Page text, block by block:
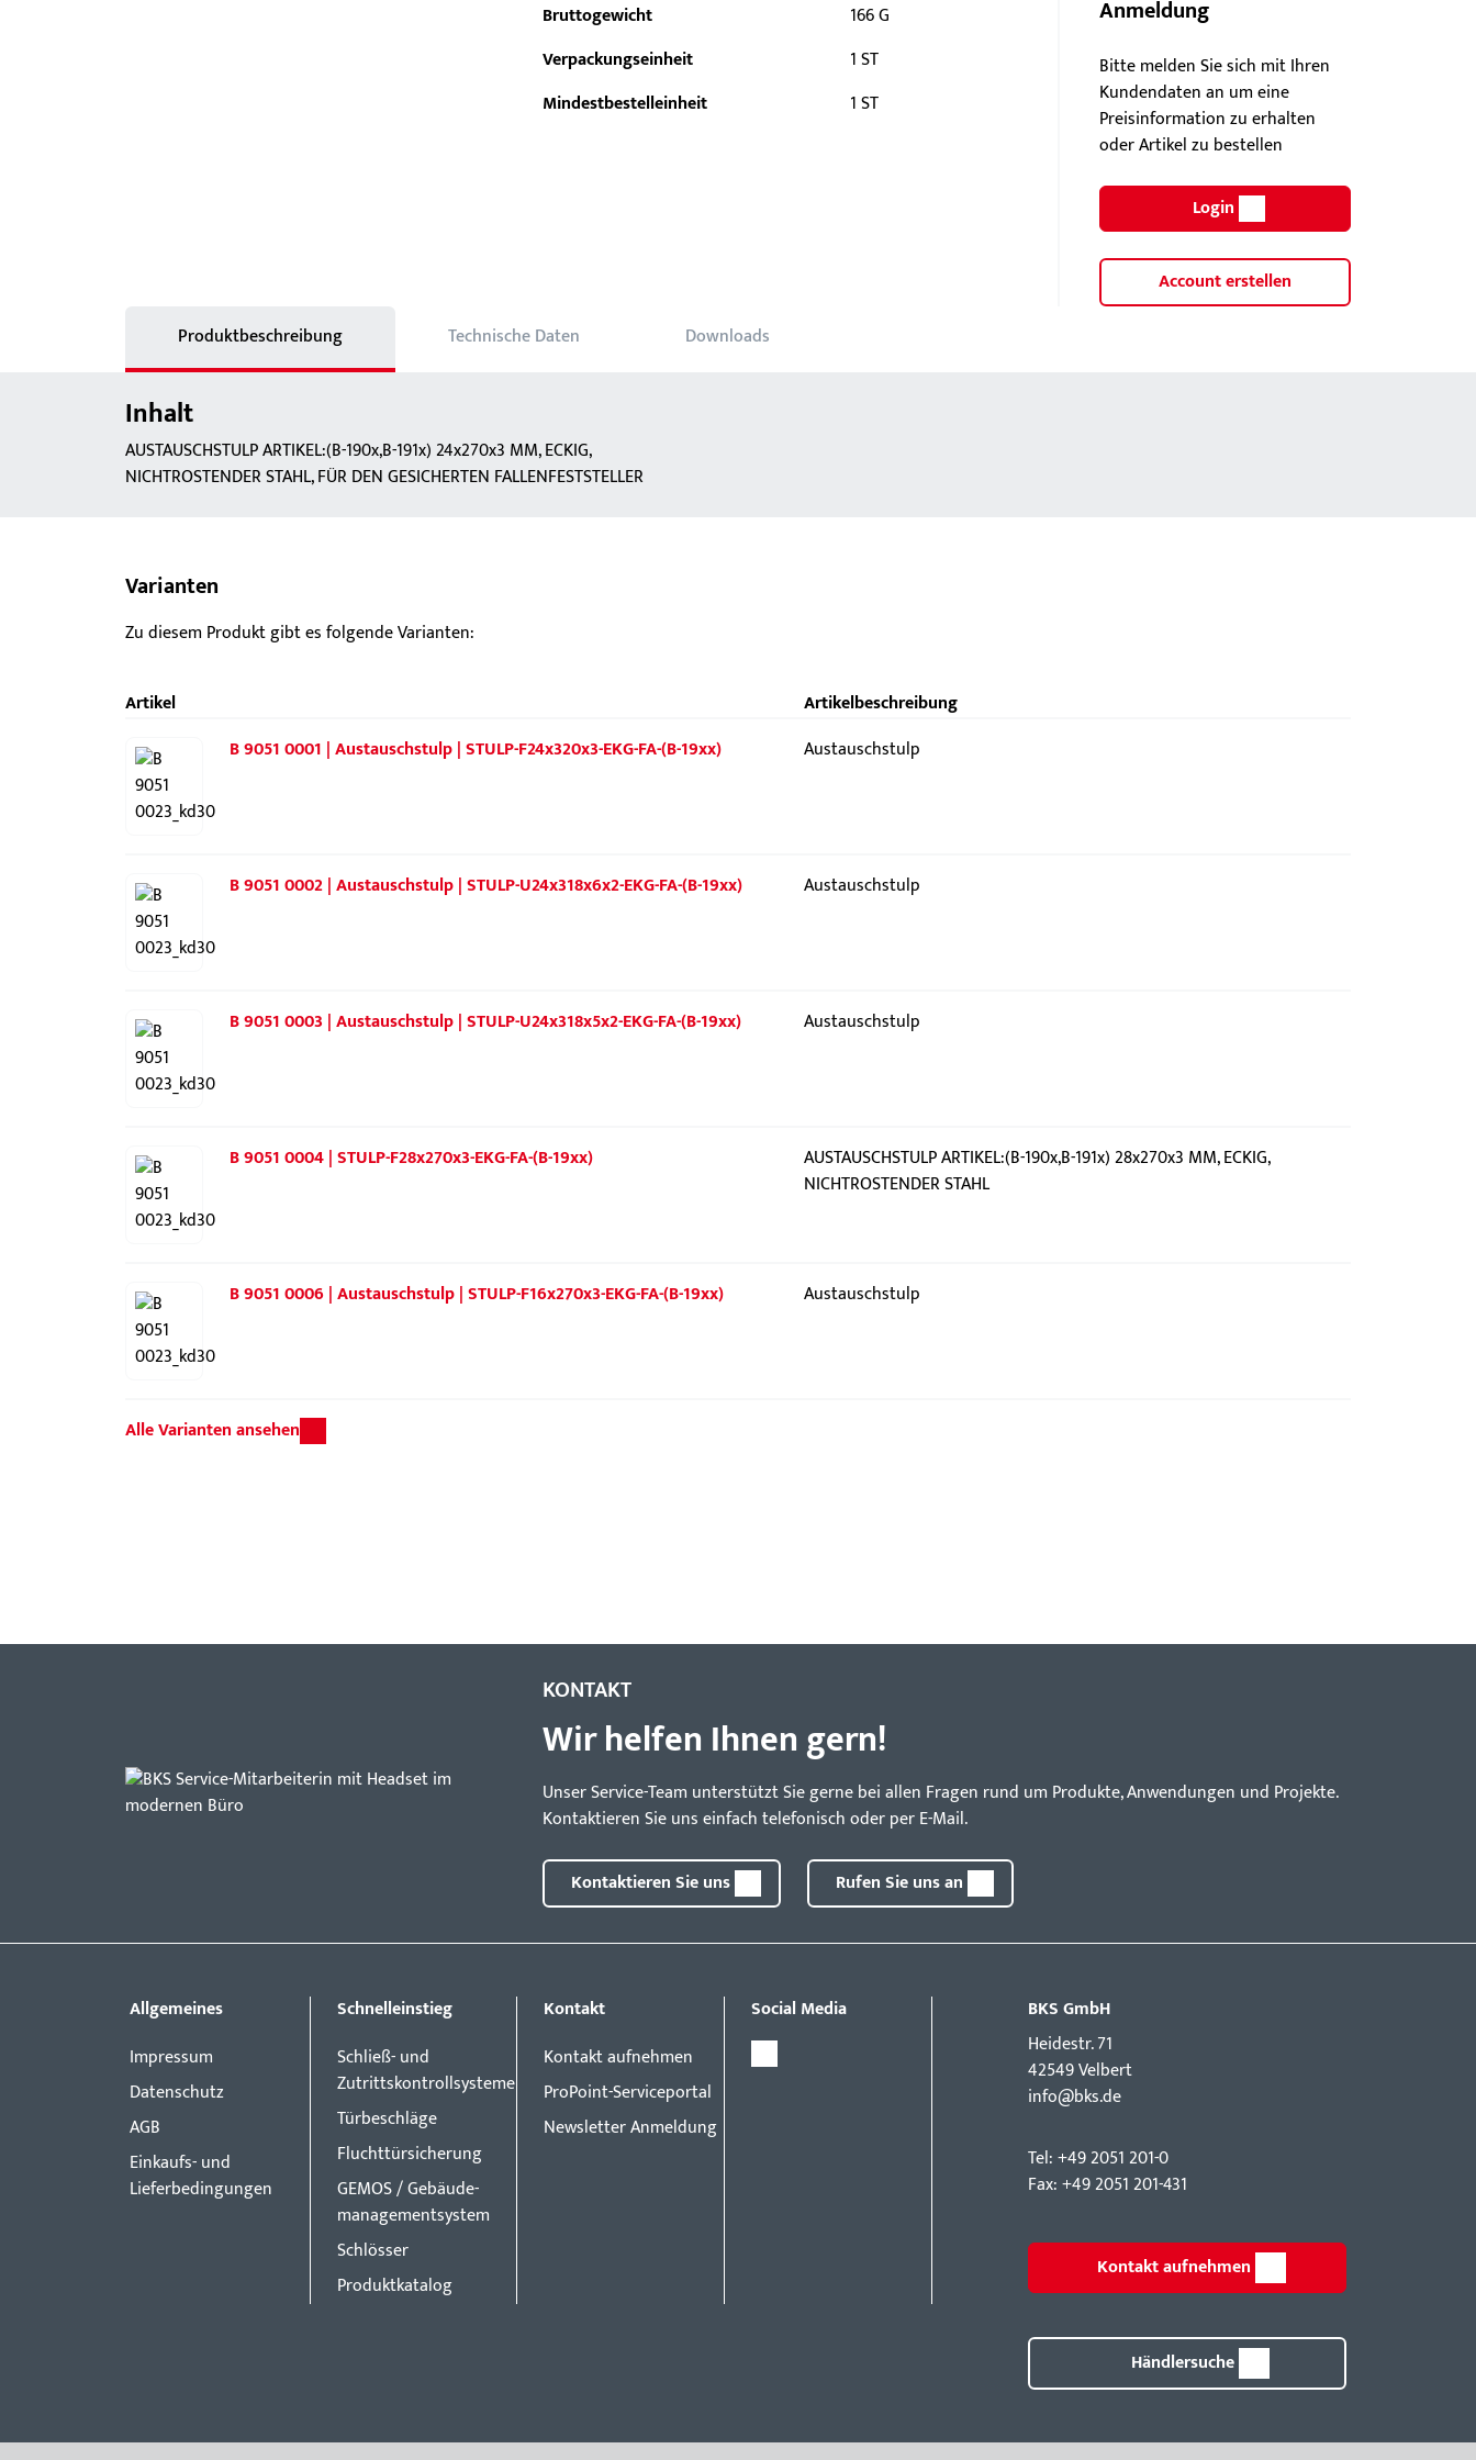
Bruttogewicht
166 G
Verpackungseinheit
1 ST
Mindestbestelleinheit
1 ST
Anmeldung
Bitte melden Sie sich mit Ihren
Kundendaten an um eine
Preisinformation zu erhalten
oder Artikel zu bestellen
Login
Account erstellen
Produktbeschreibung
Technische Daten Downloads
Inhalt
AUSTAUSCHSTULP ARTIKEL:(B-190x,B-191x) 24x270x3 MM, ECKIG,
NICHTROSTENDER STAHL, FÜR DEN GESICHERTEN FALLENFESTSTELLER
Varianten
Zu diesem Produkt gibt es folgende Varianten:
Artikel
Artikelbeschreibung
B 9051 0001 | Austauschstulp | STULP-F24x320x3-EKG-FA-(B-19xx)
Austauschstulp
B 9051 0002 | Austauschstulp | STULP-U24x318x6x2-EKG-FA-(B-19xx) Austauschstulp
B 9051 0003 | Austauschstulp | STULP-U24x318x5x2-EKG-FA-(B-19xx) Austauschstulp
B 9051 0004 | STULP-F28x270x3-EKG-FA-(B-19xx)
AUSTAUSCHSTULP ARTIKEL:(B-190x,B-191x) 28x270x3 MM, ECKIG,
NICHTROSTENDER STAHL
B 9051 0006 | Austauschstulp | STULP-F16x270x3-EKG-FA-(B-19xx) Austauschstulp
Alle Varianten ansehen
KONTAKT
Wir helfen Ihnen gern!
Unser Service-Team unterstützt Sie gerne bei allen Fragen rund um Produkte, Anwendungen und Projekte.
Kontaktieren Sie uns einfach telefonisch oder per E-Mail.
Kontaktieren Sie uns Rufen Sie uns an
Allgemeines
Impressum
Datenschutz
AGB
Einkaufs- und
Lieferbedingungen
Schnelleinstieg
Schließ- und
Zutrittskontrollsysteme
Türbeschläge
Fluchttürsicherung
GEMOS / Gebäude-
managementsystem
Schlösser
Produktkatalog
Kontakt
Kontakt aufnehmen
ProPoint-Serviceportal
Newsletter Anmeldung
Social Media
BKS GmbH
Hei­destr. 71
42549 Velbert
info@bks.de
Tel: +49 2051 201-0
Fax: +49 2051 201-431
Kontakt aufnehmen
Händlersuche